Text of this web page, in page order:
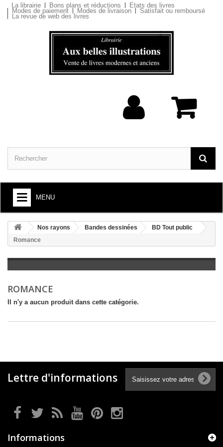
La librairie Bons plans et réductions Etats des livres
Modes de paiement Modes de livraison Satisfait ou remboursé
La revue de web des livres
MENU
+
ARTS ET SOCIÉTÉ
+
LITTÉRATURE
LOISIRS, VIE PRATIQUE
+
SCOLAIRE ET DICTIONNAIRE
Nos rayons Bandes dessinées
BD Tout public
Romance
ROMANCE
Il n'y a aucun produit dans cette catégorie.
Lettre d'informations
Informations